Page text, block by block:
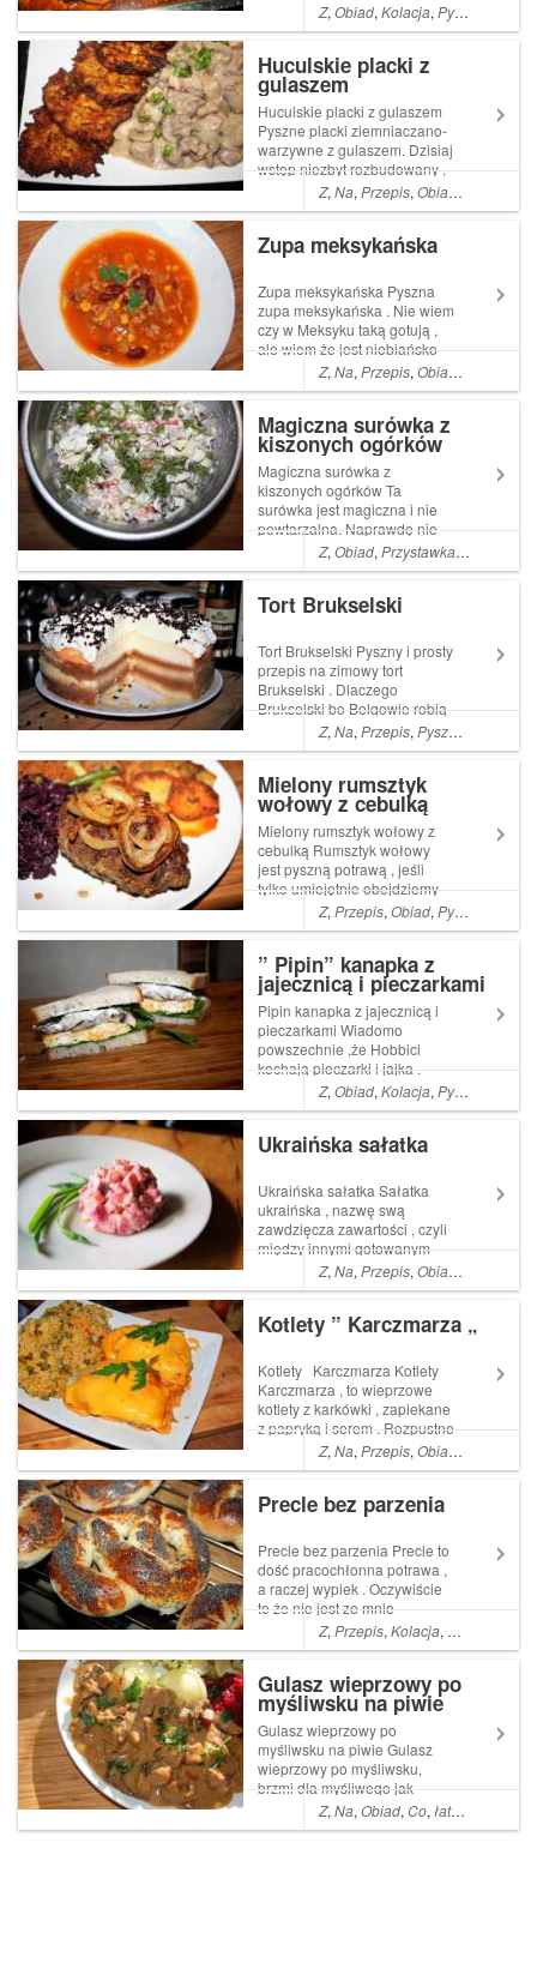
Z,Obiad,Kolacja,Pyszne
Huculskie placki z
gulaszem
Huculskie placki z gulaszem
Pyszne placki ziemniaczano-
warzywne z gulaszem. Dzisiaj
wstęp niezbyt rozbudowany ,
cóż nie zawsze mam wenę , a
ostatnio przytępiają ją
Read More ... Artykuł
Huculskie placki z gulaszem
pochodzi z ...
Z,Na,Przepis,Obiad ,
Zupa meksykańska
Zupa meksykańska Pyszna
zupa meksykańska . Nie wiem
czy w Meksyku taką gotują ,
ale wiem że jest niebiańsko
dobra . Uwielbiam te smaki .
Po prostu meksyk w garnku
meksykańska pochodzi z
serwisu Ogrodnik w podróży.
Z,Na,Przepis,Obiad ,
Magiczna surówka z
kiszonych ogórków
Magiczna surówka z
kiszonych ogórków Ta
surówka jest magiczna i nie
powtarzalna. Naprawdę nie
uwierzycie ile smakowitych
aromatów oddaje to proste ,
jakim jest kiszony Read More
kiszonych ogórkó...
Z,Obiad,Przystawka,Pyszna
Tort Brukselski
Tort Brukselski Pyszny i prosty
przepis na zimowy tort
Brukselski . Dlaczego
Brukselski bo Belgowie robią
najlepsze słodycze i
czekoladę
Z,Na,Przepis,Pyszne
Mielony rumsztyk
wołowy z cebulką
Mielony rumsztyk wołowy z
cebulką Rumsztyk wołowy
jest pyszną potrawą , jeśli
tylko umiejętnie obejdziemy
się z mieloną wołowiną .
Chłopcy byli co do niego
moje podejście Read More ...
Artykuł Mielony rumsztyk
wołowy z cebulką...
Z,Przepis,Obiad,Pyszne
” Pipin” kanapka z
jajecznicą i pieczarkami
Pipin kanapka z jajecznicą i
pieczarkami Wiadomo
powszechnie ,że Hobbici
kochają pieczarki i jajka .
Uwielbiają jeść , tak po prostu
, obficie i smacznie . Pipin to
kanapka z jajecznicą i piecz...
Z,Obiad,Kolacja,Pyszne
Ukraińska sałatka
Ukraińska sałatka Sałatka
ukraińska , nazwę swą
zawdzięcza zawartości , czyli
między innymi gotowanym
buraczkom
Z,Na,Przepis,Obiad ,
Kotlety ” Karczmarza „
Kotlety Karczmarza Kotlety
Karczmarza , to wieprzowe
kotlety z karkówki , zapiekane
z papryką i serem . Rozpustne
danie jak na karczmę
przystało , pod piwko Read
Karczmarza pocho...
Z,Na,Przepis,Obiad ,
Precle bez parzenia
Precle bez parzenia Precle to
dość pracochłonna potrawa ,
a raczej wypiek . Oczywiście
to że nie jest ze mnie
mistrzunio piekarnika to już
wiecie .Tak więc nie owijając
bez parzenia pochodzi z
serwisu Ogrodnik w podróży.
...
Z,Przepis,Kolacja, Pyszne
Gulasz wieprzowy po
myśliwsku na piwie
Gulasz wieprzowy po
myśliwsku na piwie Gulasz
wieprzowy po myśliwsku,
brzmi dla myśliwego jak
profanacja. Prawdziwy
myśliwski powinien być z
Z,Na,Obiad,Co,łatwe